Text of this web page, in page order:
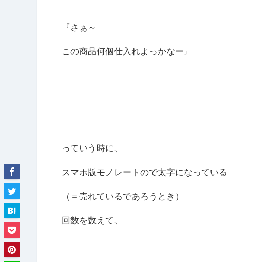
『さぁ～
この商品何個仕入れよっかなー』
っていう時に、
スマホ版モノレートので太字になっている
（＝売れているであろうとき）
回数を数えて、